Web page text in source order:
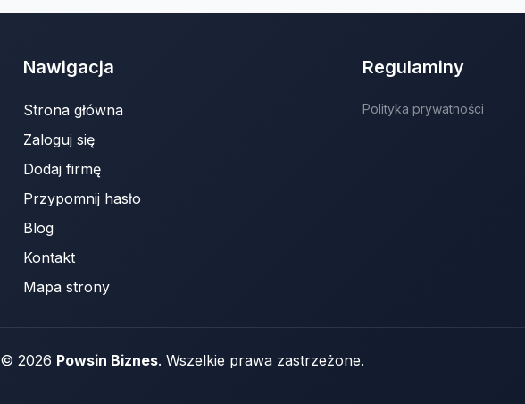
Nawigacja
Strona główna
Zaloguj się
Dodaj firmę
Przypomnij hasło
Blog
Kontakt
Mapa strony
Regulaminy
Polityka prywatności
© 2026 Powsin Biznes. Wszelkie prawa zastrzeżone.